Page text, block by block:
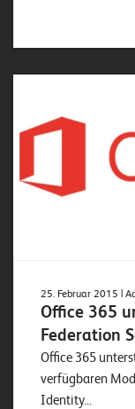
25. Februar 2015 |
Office 365
Federation
Office 365
verfügbaren
Identity...